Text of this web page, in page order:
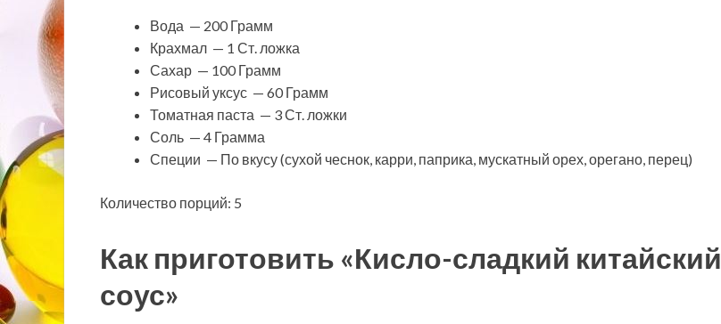
Вода — 200 Грамм
Крахмал — 1 Ст. ложка
Сахар — 100 Грамм
Рисовый уксус — 60 Грамм
Томатная паста — 3 Ст. ложки
Соль — 4 Грамма
Специи — По вкусу (сухой чеснок, карри, паприка, мускатный орех, орегано, перец)
Количество порций: 5
Как приготовить «Кисло-сладкий китайский
соус»